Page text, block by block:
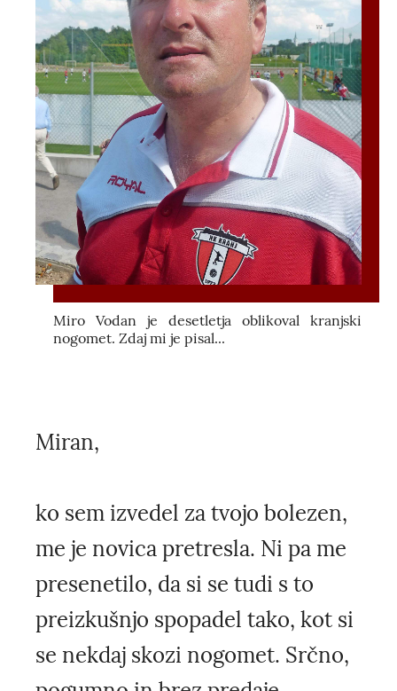
Miro Vodan je desetletja oblikoval kranjski
nogomet. Zdaj mi je pisal...
Miran,
ko sem izvedel za tvojo bolezen,
me je novica pretresla. Ni pa me
presenetilo, da si se tudi s to
preizkušnjo spopadel tako, kot si
se nekdaj skozi nogomet. Srčno,